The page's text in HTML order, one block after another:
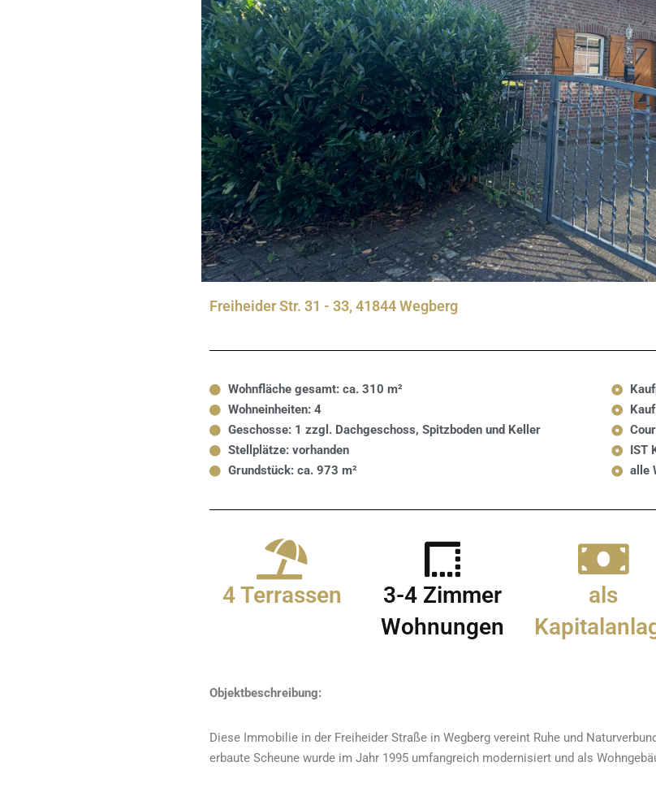
Freiheider Str. 31 - 33, 41844 Wegberg
Wohnfläche gesamt: ca. 310 m²
Wohneinheiten: 4
Geschosse: 1 zzgl. Dachgeschoss, Spitzboden und Keller
Stellplätze: vorhanden
Grundstück: ca. 973 m²
IST
alle
4 Terrassen
3-4 Zimmer
Wohnungen
als
Objektbeschreibung:
Diese Immobilie in der Freiheider Straße in Wegberg vereint Ruhe und
erbaute Scheune wurde im Jahr 1995 umfangreich modernisiert und als